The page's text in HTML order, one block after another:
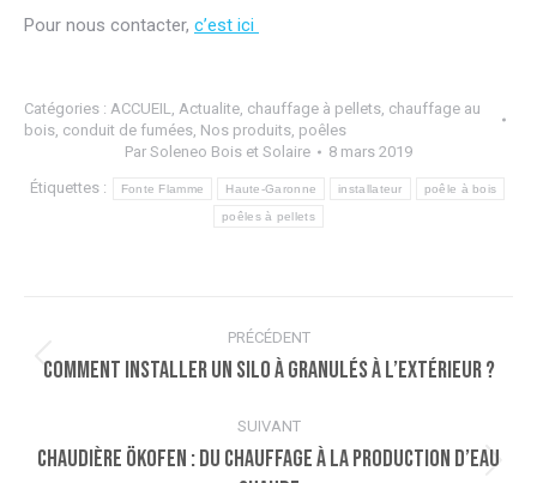
Pour nous contacter, c’est ici
Catégories : ACCUEIL Actualite chauffage à pellets chauffage au
bois conduit de fumées Nos produits poêles
Par Soleneo Bois et Solaire 8 mars 2019
Étiquettes : Fonte Flamme Haute-Garonne installateur poêle à bois
poêles à pellets
article
PRÉCÉDENT
Article
:
Comment installer un silo à granulés à l’extérieur ?
SUIVANT
Article
Chaudière ÖKOFEN : du chauffage à la production d’eau